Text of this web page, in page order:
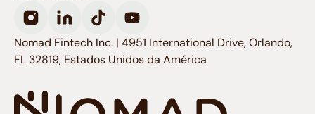
Nomad Fintech Inc. | 4951 International Drive, Orlando,
FL 32819, Estados Unidos da América